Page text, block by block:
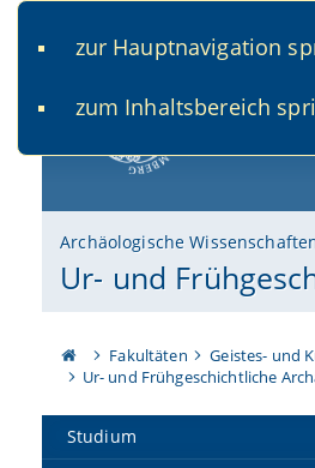
zur Hauptnavigation
zum Inhaltsbereich
Archäologische
Ur- und
Fakultäten Geistes- und
Ur- und Frühgeschichtliche
Studium